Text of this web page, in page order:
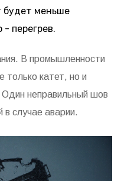
будет меньше
- перегрев.
В промышленности
только катет, но и
неправильный шов
случае аварии.